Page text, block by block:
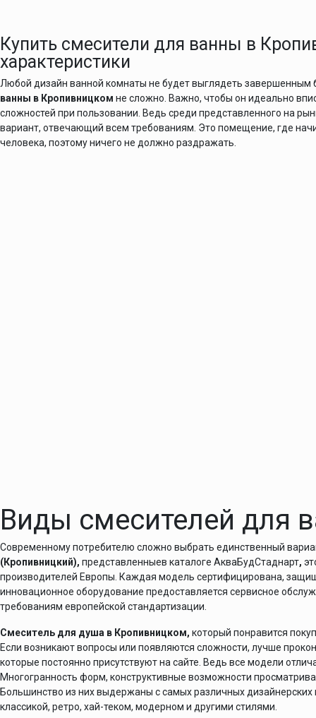
Купить смесители для ванны в
характеристики
Любой дизайн ванной комнаты не будет выглядеть завершенным
ванны в Кропивницком не сложно. Важно, чтобы он идеально
сложностей при пользовании. Ведь среди представленного на
вариант, отвечающий всем требованиям. Это помещение, где
человека, поэтому ничего не должно раздражать.
Виды смесителей для
Современному потребителю сложно выбрать единственный
(Кропивницкий), представленныев каталоге АкваБудСтаднарт,
производителей Европы. Каждая модель сертифицирована,
инновационное оборудование предоставляется сервисное
требованиям европейской стандартизации.
Смеситель для душа в Кропивницком, который понравится
Если возникают вопросы или появляются сложности, лучше
которые постоянно присутствуют на сайте. Ведь все модели
Многогранность форм, конструктивные возможности
Большинство из них выдержаны с самых различных дизайнерских
классикой, ретро, хай-теком, модерном и другими стилями.